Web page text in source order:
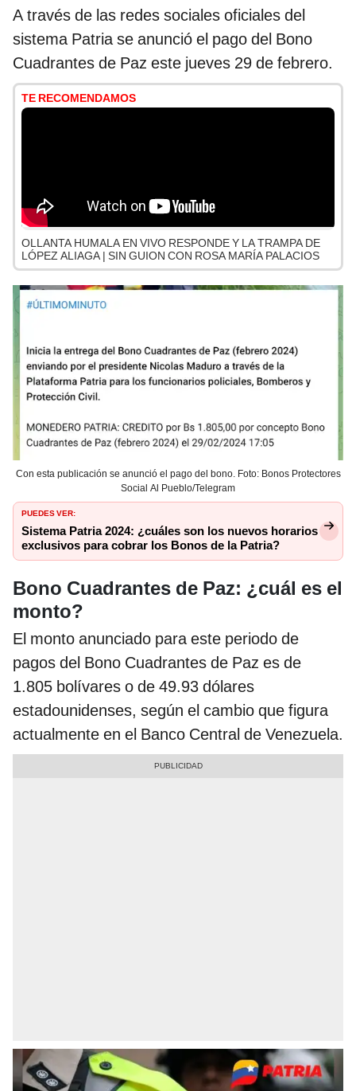
A través de las redes sociales oficiales del
sistema Patria se anunció el pago del Bono
Cuadrantes de Paz este jueves 29 de febrero.
TE RECOMENDAMOS
OLLANTA HUMALA EN VIVO RESPONDE Y LA TRAMPA DE
LÓPEZ ALIAGA | SIN GUION CON ROSA MARÍA PALACIOS
Con esta publicación se anunció el pago del bono. Foto: Bonos Protectores
Social Al Pueblo/Telegram
PUEDES VER:
Sistema Patria 2024: ¿cuáles son los nuevos horarios
exclusivos para cobrar los Bonos de la Patria?
Bono Cuadrantes de Paz: ¿cuál es el
monto?
El monto anunciado para este periodo de
pagos del Bono Cuadrantes de Paz es de
1.805 bolívares o de 49.93 dólares
estadounidenses, según el cambio que figura
actualmente en el Banco Central de Venezuela.